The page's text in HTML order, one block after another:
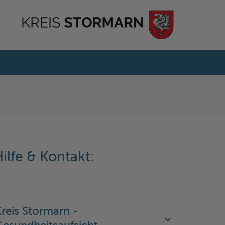
& Kontakt:
Stormarn -